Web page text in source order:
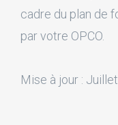
cadre du plan de
par votre OPCO.
Mise à jour :